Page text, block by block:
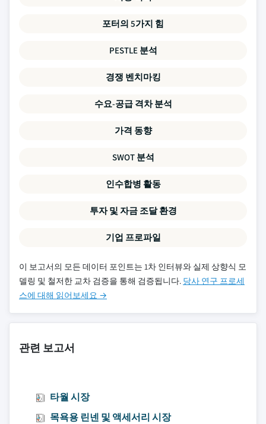
포터의 5가지 힘
PESTLE 분석
경쟁 벤치마킹
수요-공급 격차 분석
가격 동향
SWOT 분석
인수합병 활동
투자 및 자금 조달 환경
기업 프로파일
이 보고서의 모든 데이터 포인트는 1차 인터뷰와 실제 상향식 모
델링 및 철저한 교차 검증을 통해 검증됩니다. 당사 연구 프로세
스에 대해 읽어보세요 →
관련 보고서
타월 시장
목욕용 린넨 및 액세서리 시장